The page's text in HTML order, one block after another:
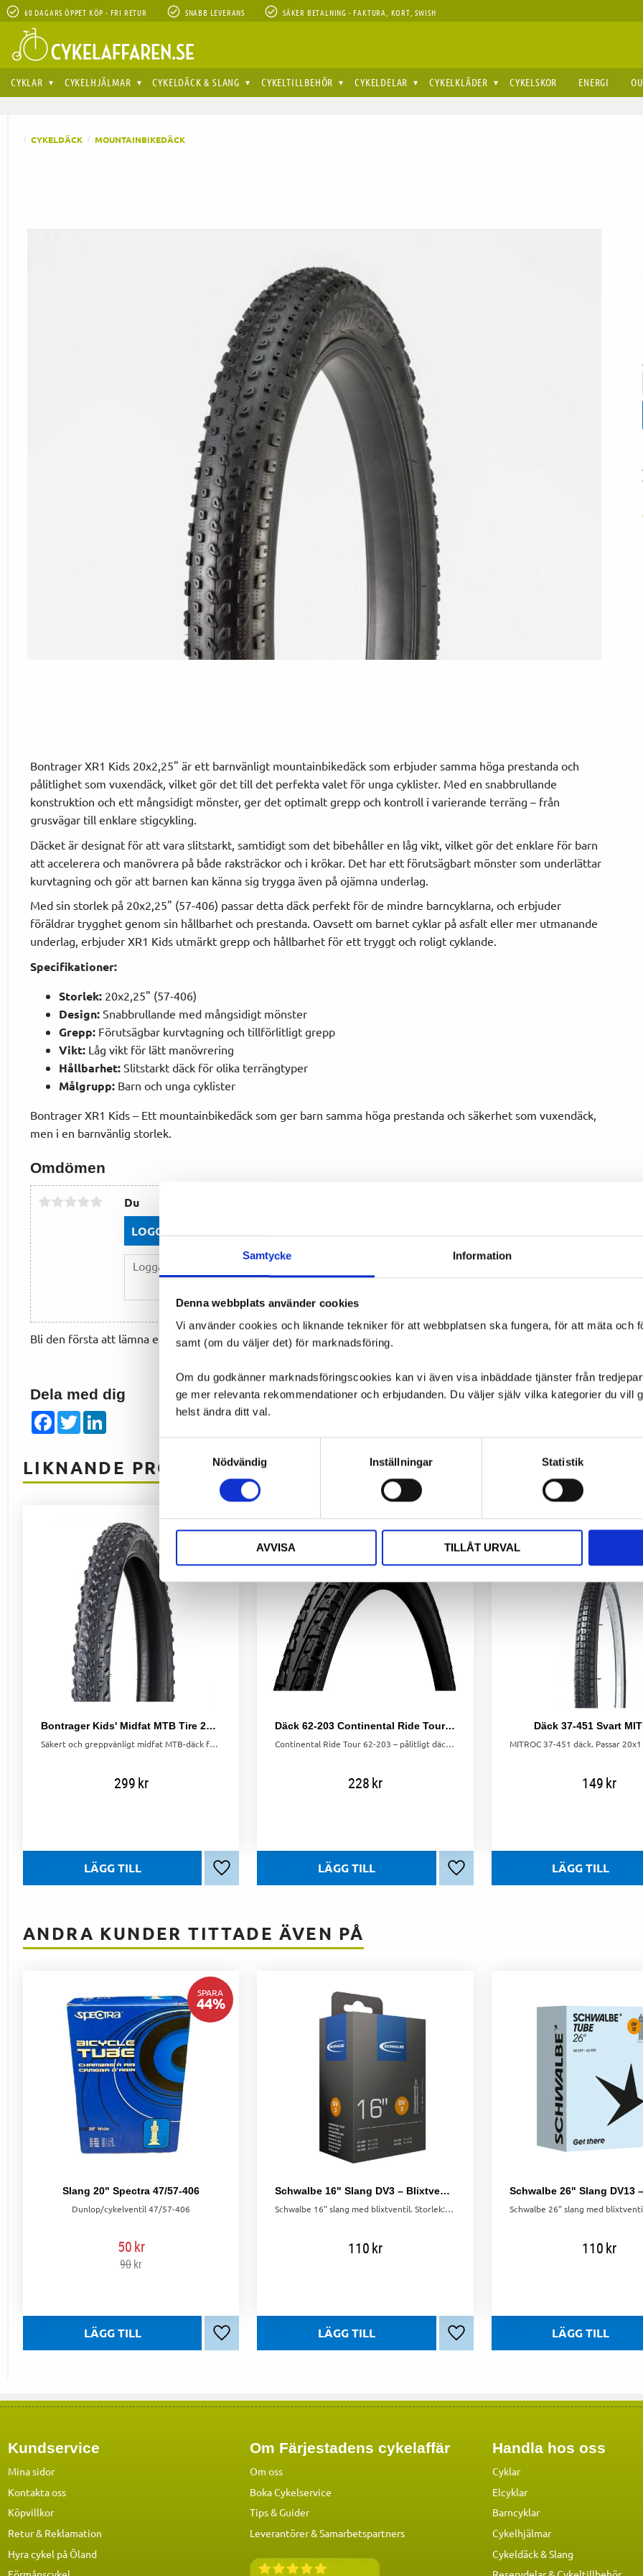
Samtycke Information
Denna webbplats använder cookies
Vi använder cookies och liknande tekniker för att webbplatsen ska fungera, för att mäta och
samt (om du väljer det) för marknadsföring.
Om du godkänner marknadsföringscookies kan vi även visa inbäddade tjänster från
ge mer relevanta rekommendationer och erbjudanden. Du väljer själv vilka kategorier du vill
helst ändra ditt val.
Nödvändig
Inställningar Statistik
AVVISA TILLÅT URVAL
60 DAGARS ÖPPET KÖP - FRI RETUR SNABB LEVERANS SÄKER BETALNING - FAKTURA, KORT, SWISH
CYKLAR CYKELHJÄLMAR CYKELDÄCK & SLANG CYKELTILLBEHÖR CYKELDELAR CYKELKLÄDER CYKELSKOR ENERGI
CYKELDÄCK MOUNTAINBIKEDÄCK
Bontrager XR1 Kids 20x2,25" är ett barnvänligt mountainbikedäck som erbjuder samma höga prestanda och
pålitlighet som vuxendäck, vilket gör det till det perfekta valet för unga cyklister. Med en snabbrullande
konstruktion och ett mångsidigt mönster, ger det optimalt grepp och kontroll i varierande terräng – från
grusvägar till enklare stigcykling.
Däcket är designat för att vara slitstarkt, samtidigt som det bibehåller en låg vikt, vilket gör det enklare för barn
att accelerera och manövrera på både raksträckor och i krökar. Det har ett förutsägbart mönster som underlättar
kurvtagning och gör att barnen kan känna sig trygga även på ojämna underlag.
Med sin storlek på 20x2,25" (57-406) passar detta däck perfekt för de mindre barncyklarna, och erbjuder
föräldrar trygghet genom sin hållbarhet och prestanda. Oavsett om barnet cyklar på asfalt eller mer utmanande
underlag, erbjuder XR1 Kids utmärkt grepp och hållbarhet för ett tryggt och roligt cyklande.
Specifikationer:
Storlek: 20x2,25" (57-406)
Design: Snabbrullande med mångsidigt mönster
Grepp: Förutsägbar kurvtagning och tillförlitligt grepp
Vikt: Låg vikt för lätt manövrering
Hållbarhet: Slitstarkt däck för olika terrängtyper
Målgrupp: Barn och unga cyklister
Bontrager XR1 Kids – Ett mountainbikedäck som ger barn samma höga prestanda och säkerhet som vuxendäck,
men i en barnvänlig storlek.
Dela med dig
Facebook
Twitter
Omdömen
Du
LOGGA IN FÖR ATT GE OMDÖME
Bli den första att lämna ett omdöme.
LIKNANDE PRODUKTER
Bontrager Kids' Midfat MTB Tire 24x2,80
Säkert och greppvänligt midfat MTB-däck för barn. Designat för Trek Roscoe 24" med en cool och robust stil!
299kr
Lägg till i favoriter
Däck 62-203 Continental Ride Tour Svart
Continental Ride Tour 62-203 – pålitligt däck med punkteringsskydd och bra grepp för asfalt och grus.
228kr
Lägg till i favoriter
Däck 37-451 Svart
149kr
ANDRA KUNDER TITTADE ÄVEN PÅ
Slang 20" Spectra 47/57-406
Dunlop/cykelventil 47/57-406
50kr
90kr
SPARA
44%
Lägg till i favoriter
Schwalbe 16" Slang DV3 – Blixtventil 47/62-305
Schwalbe 16" slang med blixtventil. Storlek: 47/62-305. Högkvalitativ konstruktion som bibehåller lufttrycket längre än många andra slangar.
110kr
Lägg till i favoriter
110kr
Kundservice
Mina sidor
Kontakta oss
Köpvillkor
Retur & Reklamation
Hyra cykel på Öland
Om Färjestadens cykelaffär
Om oss
Boka Cykelservice
Tips & Guider
Leverantörer & Samarbetspartners
Handla hos oss
Cyklar
Elcyklar
Barncyklar
Cykelhjälmar
Cykeldäck & Slang